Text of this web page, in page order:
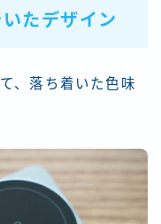
たデザイン
、落ち着いた色味